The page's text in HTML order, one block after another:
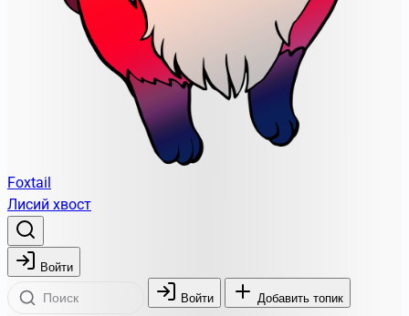
Foxtail
Лисий хвост
Войти
Войти Добавить топик